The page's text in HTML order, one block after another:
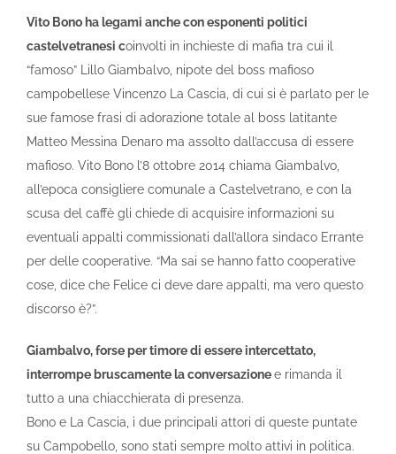
Vito Bono ha legami anche con esponenti politici
castelvetranesi coinvolti in inchieste di mafia tra cui il
“famoso” Lillo Giambalvo, nipote del boss mafioso
campobellese Vincenzo La Cascia, di cui si è parlato per le
sue famose frasi di adorazione totale al boss latitante
Matteo Messina Denaro ma assolto dall’accusa di essere
mafioso. Vito Bono l’8 ottobre 2014 chiama Giambalvo,
all’epoca consigliere comunale a Castelvetrano, e con la
scusa del caffè gli chiede di acquisire informazioni su
eventuali appalti commissionati dall’allora sindaco Errante
per delle cooperative. “Ma sai se hanno fatto cooperative
cose, dice che Felice ci deve dare appalti, ma vero questo
discorso è?”.
Giambalvo, forse per timore di essere intercettato,
interrompe bruscamente la conversazionee rimanda il
tutto a una chiacchierata di presenza.
Bono e La Cascia, i due principali attori di queste puntate
su Campobello, sono stati sempre molto attivi in politica.